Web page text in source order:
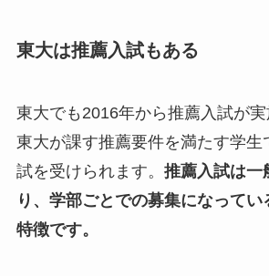
東大は推薦入試もある
東大でも2016年から推薦入試が実
東大が課す推薦要件を満たす学生
試を受けられます。 推薦入試は一
り、学部ごとでの募集になって
特徴です。